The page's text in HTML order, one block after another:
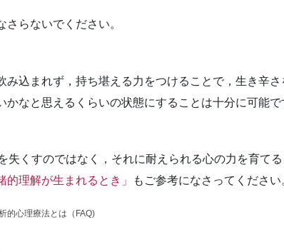
らないでください。
み込まれず，持ち堪える力をつけることで，生き辛さ
かなと思えるくらいの状態にすることは十分に可能
失くすのではなく，それに耐えられる心の力を育て
的理解が生まれるとき」 もご参考になさってください
的心理療法とは（FAQ)